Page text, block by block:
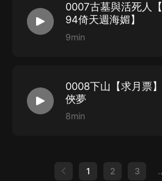
0007古墓與活死人
94倚天週海媚】
9min
0008下山【求月票
俠夢
8min
1 2 3